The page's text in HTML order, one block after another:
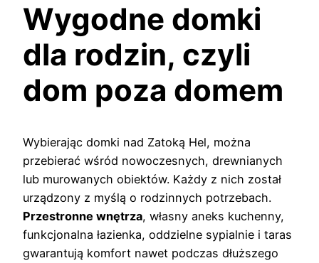
Wygodne domki
dla rodzin, czyli
dom poza domem
Wybierając domki nad Zatoką Hel, można
przebierać wśród nowoczesnych, drewnianych
lub murowanych obiektów. Każdy z nich został
urządzony z myślą o rodzinnych potrzebach.
Przestronne wnętrza, własny aneks kuchenny,
funkcjonalna łazienka, oddzielne sypialnie i taras
gwarantują komfort nawet podczas dłuższego